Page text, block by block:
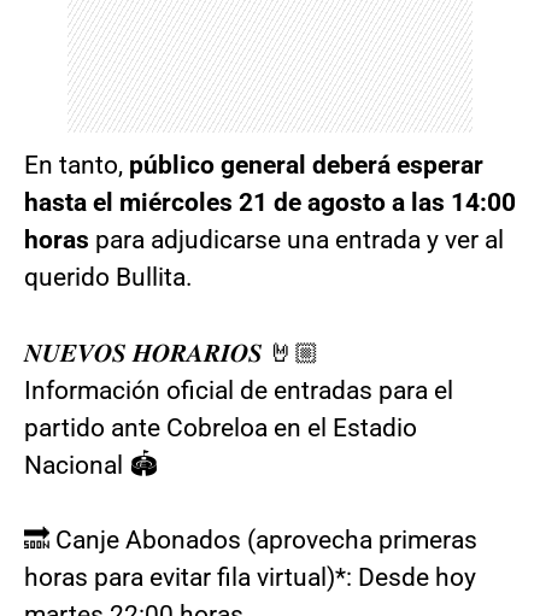
En tanto, público general deberá esperar
hasta el miércoles 21 de agosto a las 14:00
horas para adjudicarse una entrada y ver al
querido Bullita.
𝑵𝑼𝑬𝑽𝑶𝑺 𝑯𝑶𝑹𝑨𝑹𝑰𝑶𝑺 🤘🏼
Información oficial de entradas para el
partido ante Cobreloa en el Estadio
Nacional 🏟
🔜 Canje Abonados (aprovecha primeras
horas para evitar fila virtual)*: Desde hoy